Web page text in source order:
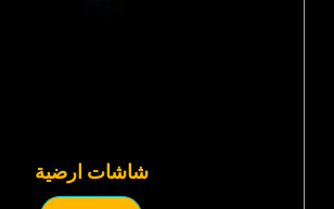
شاشات ارضية